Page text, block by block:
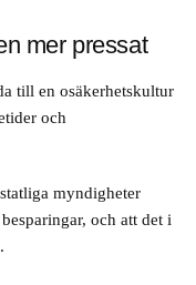
som exempelvis
om stöd och service
enskildas rätt till
tjänstefel
åklagare står
mer pressat
till en osäkerhetskultur
och
myndigheter
och att det i